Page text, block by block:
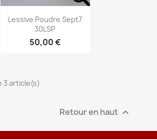
Aperçu rapide
Lessive Poudre Sept7
30LSP
50,00 €
3 article(s)
Retour en haut 